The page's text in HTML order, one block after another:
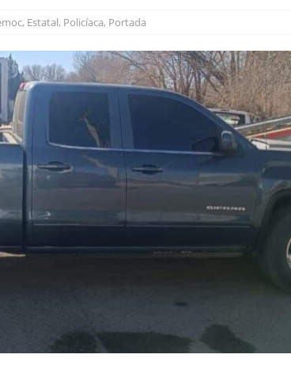
Santiago de la Peña reúne a 4 mil ciudadanos durante encuentro
Clausura alcalde Marco Bonilla la Veraneada DIFertida 2026 en
, Estatal, Policíaca, Portada